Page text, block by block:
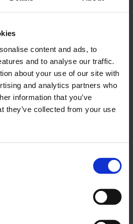
content and ads, to
and to analyse our traffic.
about your use of our site with
and analytics partners who
information that you’ve
they’ve collected from your use